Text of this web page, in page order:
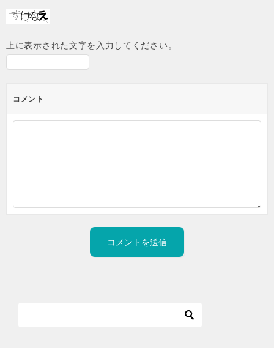
上に表示された文字を入力してください。
コメント